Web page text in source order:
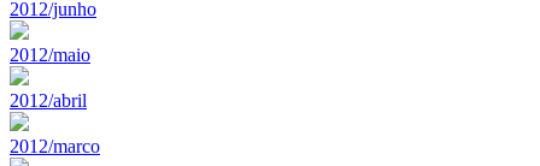
2012/junho
2012/maio
2012/abril
2012/marco